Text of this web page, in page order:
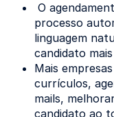
O
processo
linguagem
candidato
Mais
currículos,
mails,
candidato ao